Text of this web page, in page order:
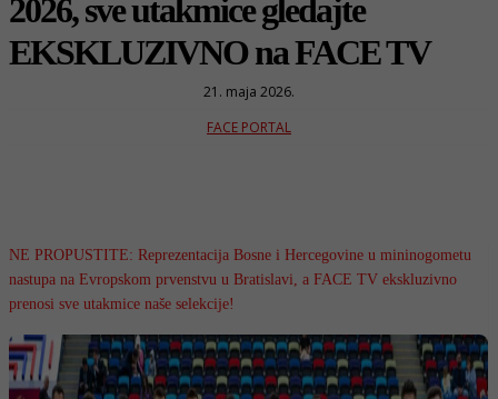
2026, sve utakmice gledajte
EKSKLUZIVNO na FACE TV
21. maja 2026.
FACE PORTAL
NE PROPUSTITE: Reprezentacija Bosne i Hercegovine u mininogometu
nastupa na Evropskom prvenstvu u Bratislavi, a FACE TV ekskluzivno
prenosi sve utakmice naše selekcije!